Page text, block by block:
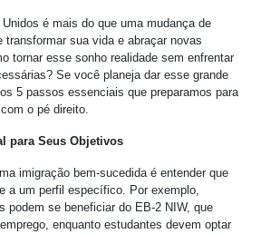
é mais do que uma mudança de
transformar sua vida e abraçar novas
tornar esse sonho realidade sem enfrentar
Se você planeja dar esse grande
5 passos essenciais que preparamos para
o pé direito.
para Seus Objetivos
imigração bem-sucedida é entender que
a um perfil específico. Por exemplo,
podem se beneficiar do EB-2 NIW, que
enquanto estudantes devem optar